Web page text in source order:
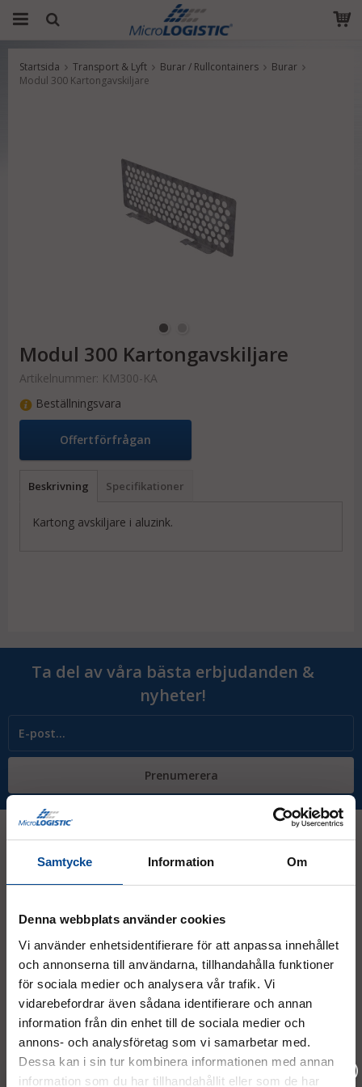
Samtycke Information Om
Denna webbplats använder cookies
Vi använder enhetsidentifierare för att anpassa innehållet
och annonserna till användarna, tillhandahålla funktioner
för sociala medier och analysera vår trafik. Vi
vidarebefordrar även sådana identifierare och annan
information från din enhet till de sociala medier och
annons- och analysföretag som vi samarbetar med.
Dessa kan i sin tur kombinera informationen med annan
information som du har tillhandahållit eller som de har
Produkten har blivit tillagd i varukorgen
Startsida Transport & Lyft Burar / Rullcontainers
Burar
Modul 300 Kartongavskiljare
Modul 300 Kartongavskiljare
Artikelnummer: KM300-KA
Beställningsvara
Offertförfrågan
Beskrivning Specifikationer
Kartong avskiljare i aluzink.
Ta del av våra bästa erbjudanden &
nyheter!
Prenumerera
Kontakt
08 - 544 401 50
info@micrologistic.com
order@micrologistic.com
support@micrologistic.com
Tumstocksvägen 11 A (karta)
187 66 Täby